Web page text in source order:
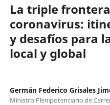
La triple
coronavirus:
y desafíos para
local y global
Germán Federico Grisales
Ministro Plenipotenciario de